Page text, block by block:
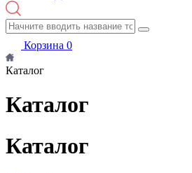
Корзина 0
Каталог
Каталог
Каталог